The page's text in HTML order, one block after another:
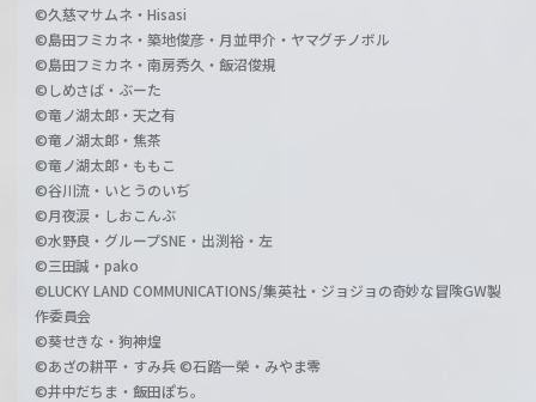
©久慈マサムネ・Hisasi
©島田フミカネ・築地俊彦・月並甲介・ヤマグチノボル
©島田フミカネ・南房秀久・飯沼俊規
©しめさば・ぶーた
©竜ノ湖太郎・天之有
©竜ノ湖太郎・焦茶
©竜ノ湖太郎・ももこ
©谷川流・いとうのいぢ
©月夜涙・しおこんぶ
©水野良・グループSNE・出渕裕・左
©三田誠・pako
©LUCKY LAND COMMUNICATIONS/集英社・ジョジョの奇妙な冒険GW製
作委員会
©葵せきな・狗神煌
©あざの耕平・すみ兵 ©石踏一榮・みやま零
©井中だちま・飯田ぽち。